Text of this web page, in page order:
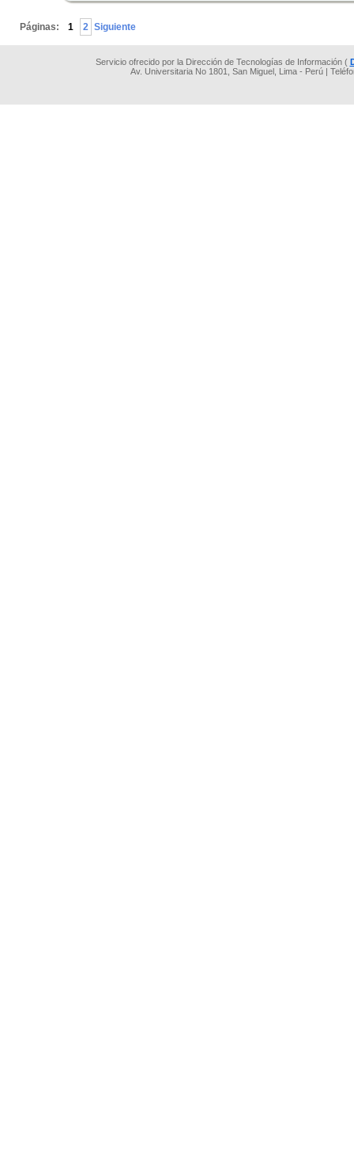
Páginas: 1 2 Siguiente
Servicio ofrecido por la Dirección de Tecnologías de Información (
Av. Universitaria No 1801, San Miguel, Lima - Perú |